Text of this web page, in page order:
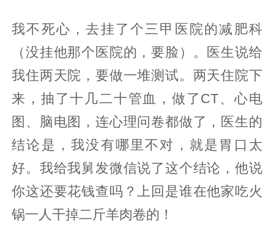
我不死心，去挂了个三甲医院的减肥科
（没挂他那个医院的，要脸）。医生说给
我住两天院，要做一堆测试。两天住院下
来，抽了十几二十管血，做了CT、心电
图、脑电图，连心理问卷都做了，医生的
结论是，我没有哪里不对，就是胃口太
好。我给我舅发微信说了这个结论，他说
你这还要花钱查吗？上回是谁在他家吃火
锅一人干掉二斤羊肉卷的！